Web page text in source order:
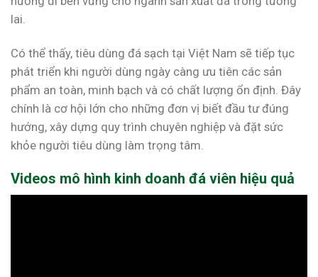
lai.
Có thể thấy, tiêu dùng đá sạch tại Việt Nam sẽ tiếp tục
phát triển khi người dùng ngày càng ưu tiên các sản
phẩm an toàn, minh bạch và có chất lượng ổn định. Đây
chính là cơ hội lớn cho những đơn vị biết đầu tư đúng
hướng, xây dựng quy trình chuyên nghiệp và đặt sức
khỏe người tiêu dùng làm trọng tâm.
Videos mô hình kinh doanh đá viên hiệu quả